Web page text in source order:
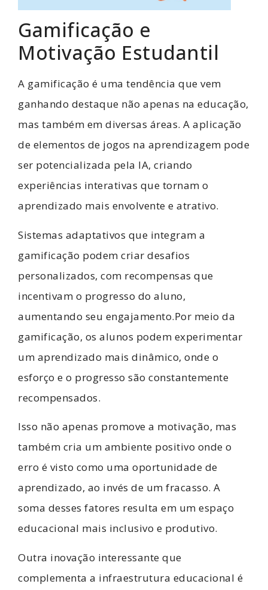
Gamificação e
Motivação Estudantil
A gamificação é uma tendência que vem
ganhando destaque não apenas na educação,
mas também em diversas áreas. A aplicação
de elementos de jogos na aprendizagem pode
ser potencializada pela IA, criando
experiências interativas que tornam o
aprendizado mais envolvente e atrativo.
Sistemas adaptativos que integram a
gamificação podem criar desafios
personalizados, com recompensas que
incentivam o progresso do aluno,
aumentando seu engajamento.Por meio da
gamificação, os alunos podem experimentar
um aprendizado mais dinâmico, onde o
esforço e o progresso são constantemente
recompensados.
Isso não apenas promove a motivação, mas
também cria um ambiente positivo onde o
erro é visto como uma oportunidade de
aprendizado, ao invés de um fracasso. A
soma desses fatores resulta em um espaço
educacional mais inclusivo e produtivo.
Outra inovação interessante que
complementa a infraestrutura educacional é